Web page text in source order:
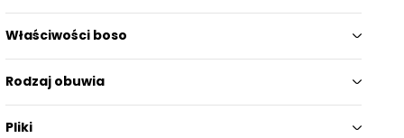
Właściwości boso
Rodzaj obuwia
Pliki